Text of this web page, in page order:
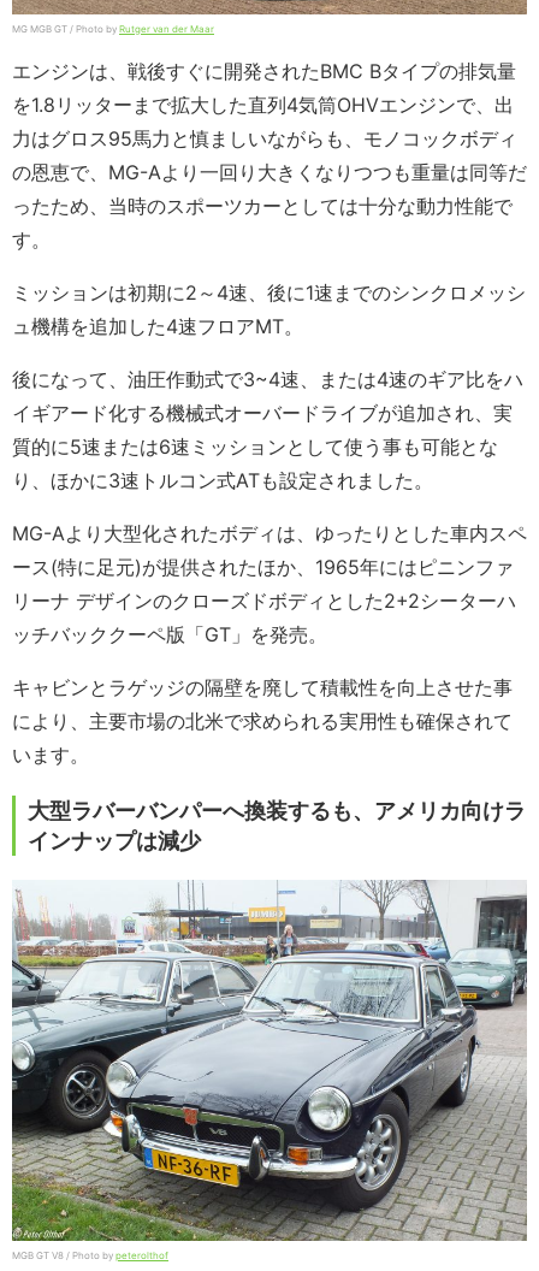
MG MGB GT / Photo by Rutger van der Maar
エンジンは、戦後すぐに開発されたBMC Bタイプの排気量
を1.8リッターまで拡大した直列4気筒OHVエンジンで、出
力はグロス95馬力と慎ましいながらも、モノコックボディ
の恩恵で、MG-Aより一回り大きくなりつつも重量は同等だ
ったため、当時のスポーツカーとしては十分な動力性能で
す。
ミッションは初期に2～4速、後に1速までのシンクロメッシ
ュ機構を追加した4速フロアMT。
後になって、油圧作動式で3~4速、または4速のギア比をハ
イギアード化する機械式オーバードライブが追加され、実
質的に5速または6速ミッションとして使う事も可能とな
り、ほかに3速トルコン式ATも設定されました。
MG-Aより大型化されたボディは、ゆったりとした車内スペ
ース(特に足元)が提供されたほか、1965年にはピニンファ
リーナ デザインのクローズドボディとした2+2シーターハ
ッチバッククーペ版「GT」を発売。
キャビンとラゲッジの隔壁を廃して積載性を向上させた事
により、主要市場の北米で求められる実用性も確保されて
います。
大型ラバーバンパーへ換装するも、アメリカ向けラ
インナップは減少
MGB GT V8 / Photo by peterolthof